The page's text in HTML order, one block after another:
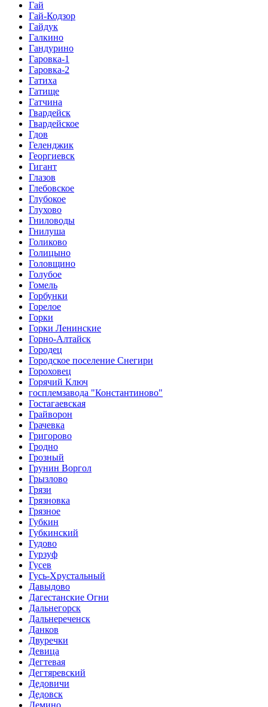
Гай
Гай-Кодзор
Гайдук
Галкино
Гандурино
Гаровка-1
Гаровка-2
Гатиха
Гатище
Гатчина
Гвардейск
Гвардейское
Гдов
Геленджик
Георгиевск
Гигант
Глазов
Глебовское
Глубокое
Глухово
Гниловоды
Гнилуша
Голиково
Голицыно
Головщино
Голубое
Гомель
Горбунки
Горелое
Горки
Горки Ленинские
Горно-Алтайск
Городец
Городское поселение Снегири
Гороховец
Горячий Ключ
госплемзавода "Константиново"
Гостагаевская
Грайворон
Грачевка
Григорово
Гродно
Грозный
Грунин Воргол
Грызлово
Грязи
Грязновка
Грязное
Губкин
Губкинский
Гудово
Гурзуф
Гусев
Гусь-Хрустальный
Давыдово
Дагестанские Огни
Дальнегорск
Дальнереченск
Данков
Двуречки
Девица
Дегтевая
Дегтяревский
Дедовичи
Дедовск
Демино